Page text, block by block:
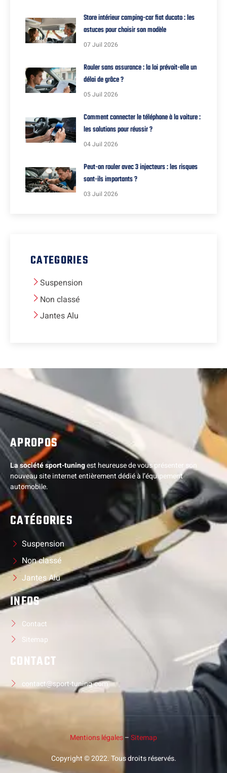
Store intérieur camping-car fiat ducato : les
astuces pour choisir son modèle
07 Juil 2026
Rouler sans assurance : la loi prévoit-elle un
délai de grâce ?
05 Juil 2026
Comment connecter le téléphone à la voiture :
les solutions pour réussir ?
04 Juil 2026
Peut-on rouler avec 3 injecteurs : les risques
sont-ils importants ?
03 Juil 2026
CATEGORIES
Suspension
Non classé
Jantes Alu
APROPOS
La société sport-tuningest heureuse de vous présenter son
nouveau site internet entièrement dédié à l’équipement
automobile.
CATÉGORIES
Suspension
Non classé
Jantes Alu
INFOS
Contact
Sitemap
CONTACT
contact@sport-tuning.com
Mentions légales–Sitemap
Copyright © 2022. Tous droits réservés.